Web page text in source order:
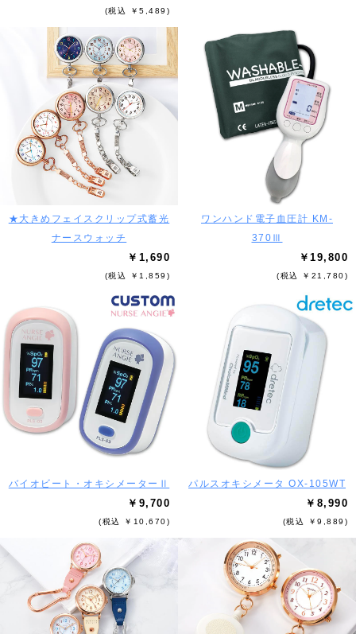
(税込 ￥5,489)
★大きめフェイスクリップ式蓄光
ナースウォッチ
￥1,690
(税込 ￥1,859)
ワンハンド電子血圧計 KM-
370Ⅲ
￥19,800
(税込 ￥21,780)
バイオビート・オキシメーターⅡ
￥9,700
(税込 ￥10,670)
パルスオキシメータ OX-105WT
￥8,990
(税込 ￥9,889)